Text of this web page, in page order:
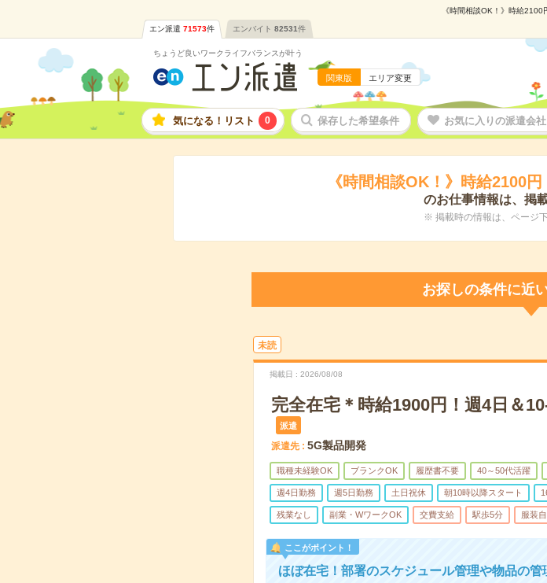
《時間相談OK！》時給
エン派遣 71573件 エンバイト 82531件
ちょうど良いワークライフバランスが叶う
関東版 エリア変更
気になる！リスト 0 保存した希望条件 お気に入りの派遣会社
《時間相談OK！》時給2100
のお仕事情報は、掲
※ 掲載時の情報は、ページ
お探しの条件に近
未読
掲載日 2026/08/08
完全在宅＊時給1900円！週4日＆
派遣
派遣先 5G製品開発
職種未経験OK ブランクOK 履歴書不要 40～50代活躍
週4日勤務 週5日勤務 土日祝休 朝10時以降スタート
残業なし 副業・WワークOK 交費支給 駅歩5分 服装
ここがポイント！
ほぼ在宅！部署のスケジュール管理や物品の管